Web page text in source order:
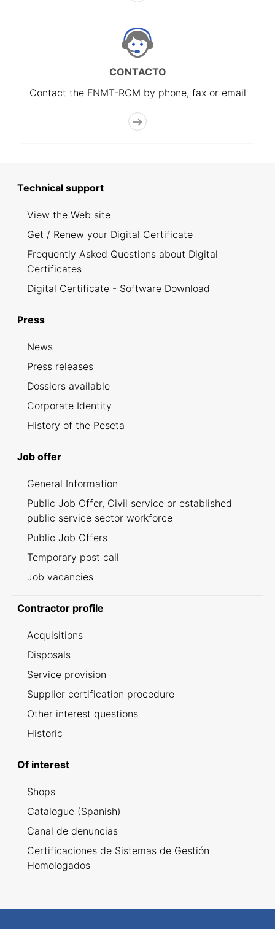
CONTACTO
Contact the FNMT-RCM by phone, fax or email
Technical support
View the Web site
Get / Renew your Digital Certificate
Frequently Asked Questions about Digital
Certificates
Digital Certificate - Software Download
Press
News
Press releases
Dossiers available
Corporate Identity
History of the Peseta
Job offer
General Information
Public Job Offer, Civil service or established
public service sector workforce
Public Job Offers
Temporary post call
Job vacancies
Contractor profile
Acquisitions
Disposals
Service provision
Supplier certification procedure
Other interest questions
Historic
Of interest
Shops
Catalogue (Spanish)
Canal de denuncias
Certificaciones de Sistemas de Gestión
Homologados